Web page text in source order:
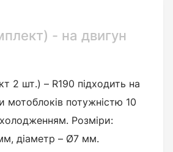
- на двигун
2 шт.) – R190 підходить на
мотоблоків потужністю 10
Розміри:
діаметр – Ø7 мм.